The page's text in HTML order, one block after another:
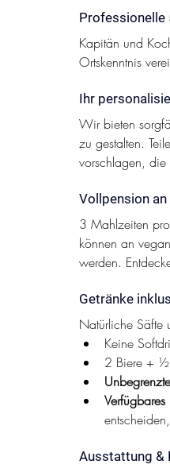
Professionelle
Kapitän und
Ortskenntnis
Ihr
Wir bieten
zu gestalten.
vorschlagen, die
Vollpension an
3 Mahlzeiten
können an
werden.
Getränke
Natürliche Säfte
Keine
2 Biere + ½
Ausstattung &